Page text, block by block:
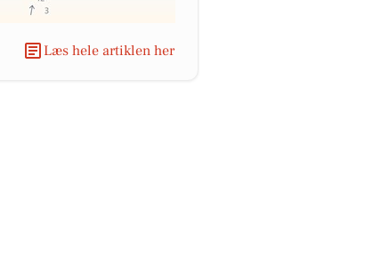
Læs hele artiklen her